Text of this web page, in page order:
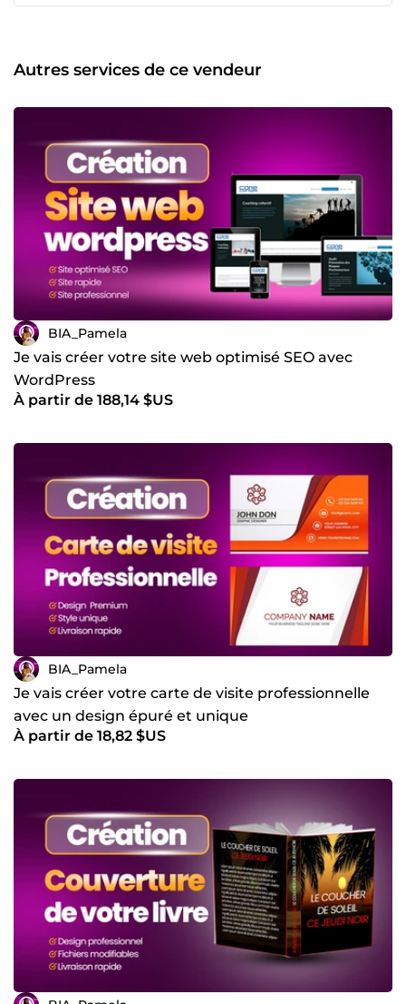
Autres services de ce vendeur
BIA_Pamela
Je vais créer votre site web optimisé SEO avec
WordPress
À partir de 188,14 $US
BIA_Pamela
Je vais créer votre carte de visite professionnelle
avec un design épuré et unique
À partir de 18,82 $US